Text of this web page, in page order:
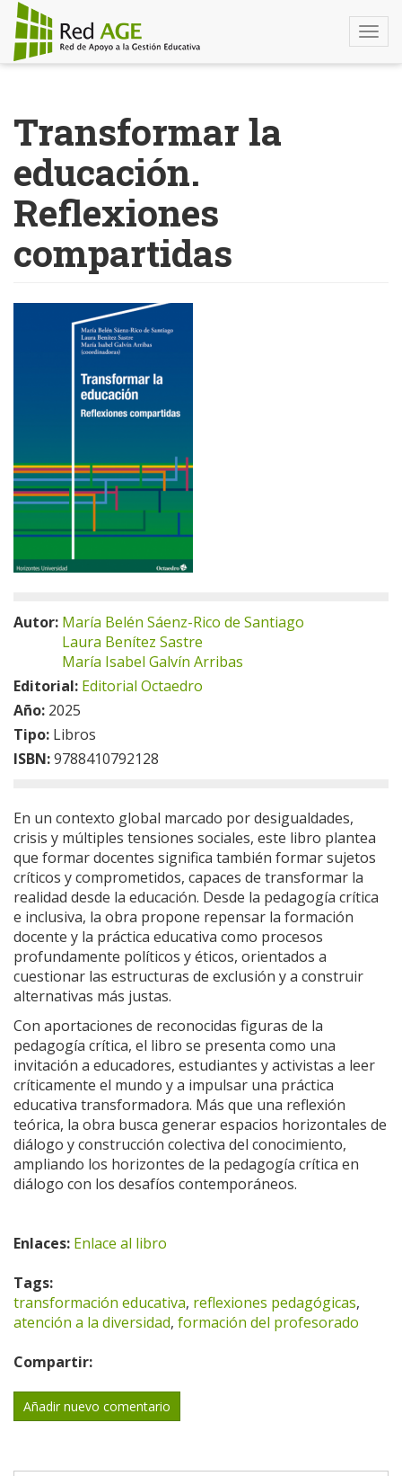
contenido
principal
Transformar la
educación.
Reflexiones
compartidas
Autor: María Belén Sáenz-Rico de Santiago
Laura Benítez Sastre
María Isabel Galvín Arribas
Editorial: Editorial Octaedro
Año: 2025
Tipo: Libros
ISBN:9788410792128
En un contexto global marcado por desigualdades,
crisis y múltiples tensiones sociales, este libro plantea
que formar docentes significa también formar sujetos
críticos y comprometidos, capaces de transformar la
realidad desde la educación. Desde la pedagogía crítica
e inclusiva, la obra propone repensar la formación
docente y la práctica educativa como procesos
profundamente políticos y éticos, orientados a
cuestionar las estructuras de exclusión y a construir
alternativas más justas.
Con aportaciones de reconocidas figuras de la
pedagogía crítica, el libro se presenta como una
invitación a educadores, estudiantes y activistas a leer
críticamente el mundo y a impulsar una práctica
educativa transformadora. Más que una reflexión
teórica, la obra busca generar espacios horizontales de
diálogo y construcción colectiva del conocimiento,
ampliando los horizontes de la pedagogía crítica en
diálogo con los desafíos contemporáneos.
Enlaces: Enlace al libro
Tags:
transformación educativa, reflexiones pedagógicas,
atención a la diversidad, formación del profesorado
Compartir:
Añadir nuevo comentario